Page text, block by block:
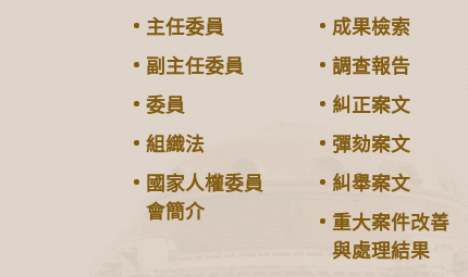
主任委員
副主任委員
委員
組織法
國家人權委員
會簡介
成果檢索
調查報告
糾正案文
彈劾案文
糾舉案文
重大案件改善
與處理結果